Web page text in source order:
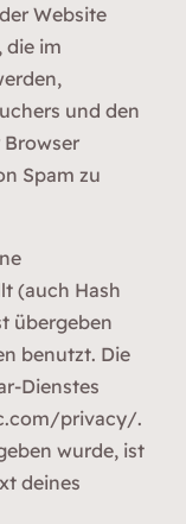
Website
die im
und den
Spam zu
(auch Hash
übergeben
benutzt. Die
Dienstes
privacy/.
wurde, ist
deines